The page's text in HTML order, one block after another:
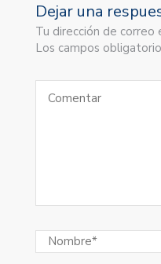
Dejar una
Tu dirección de correo
Los campos